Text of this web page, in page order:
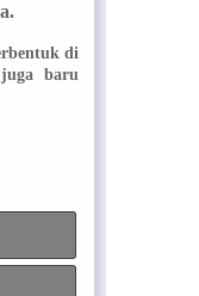
di
baru